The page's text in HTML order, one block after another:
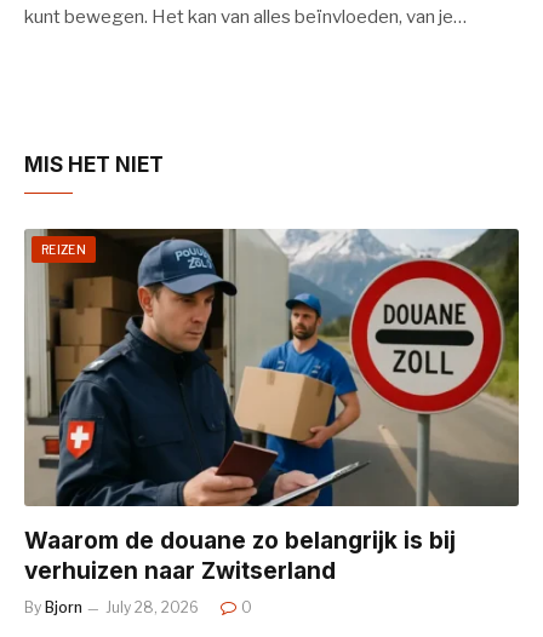
kunt bewegen. Het kan van alles beïnvloeden, van je…
MIS HET NIET
REIZEN
Waarom de douane zo belangrijk is bij
verhuizen naar Zwitserland
By Bjorn July 28, 2026 0